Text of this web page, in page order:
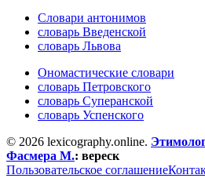
Словари антонимов
словарь Введенской
словарь Львова
Ономастические словари
словарь Петровского
словарь Суперанской
словарь Успенского
© 2026 lexicography.online.
Фасмера М.: вереск
Пользовательское соглашение